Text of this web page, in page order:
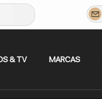
& TV MARCAS